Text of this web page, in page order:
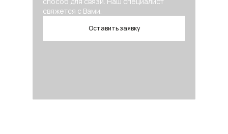
свяжется с Вами.
Оставить заявку